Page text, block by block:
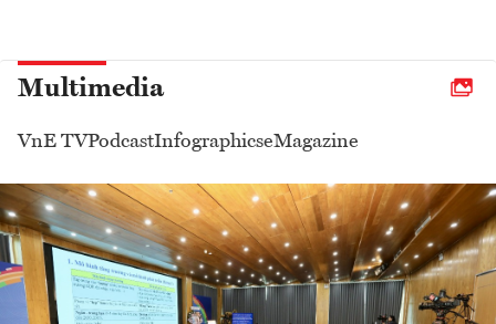
Multimedia
VnE TVPodcastInfographicseMagazine